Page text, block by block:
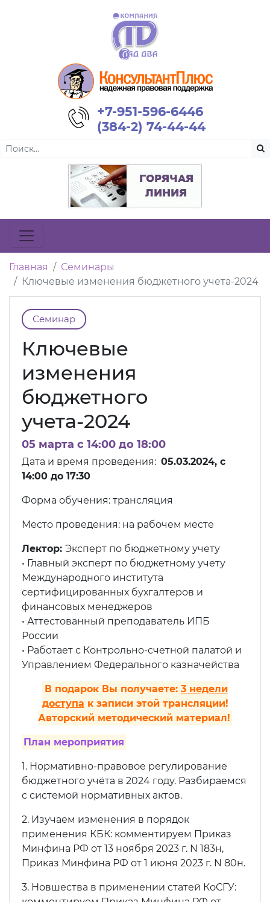
+7-951-596-6446
(384-2) 74-44-44
Главная
Семинары
Ключевые изменения бюджетного учета-2024
Семинар
Ключевые
изменения
бюджетного
учета-2024
05 марта c 14:00 до 18:00
Дата и время проведения: 05.03.2024, c
14:00 до 17:30
Форма обучения: трансляция
Место проведения: на рабочем месте
Лектор: Эксперт по бюджетному учету
• Главный эксперт по бюджетному учету
Международного института
сертифицированных бухгалтеров и
финансовых менеджеров
• Аттестованный преподаватель ИПБ
России
• Работает с Контрольно-счетной палатой и
Управлением Федерального казначейства
В подарок Вы получаете: 3 недели
доступа к записи этой трансляции!
Авторский методический материал!
План мероприятия
1. Нормативно-правовое регулирование
бюджетного учёта в 2024 году. Разбираемся
с системой нормативных актов.
2. Изучаем изменения в порядок
применения КБК: комментируем Приказ
Минфина РФ от 13 ноября 2023 г. N 183н,
Приказ Минфина РФ от 1 июня 2023 г. N 80н.
3. Новшества в применении статей КоСГУ: